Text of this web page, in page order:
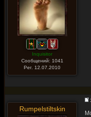
Inquisitor
Сообщений: 1041
Рег. 12.07.2010
Rumpelstiltskin